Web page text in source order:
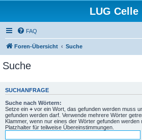
LUG Celle
FAQ
Foren-Übersicht Suche
Suche
SUCHANFRAGE
Suche nach Wörtern:
Setze ein + vor ein Wort, das gefunden werden muss
gefunden werden darf. Verwende mehrere Wörter
Klammer, wenn nur eines der Wörter gefunden werden
Platzhalter für teilweise Übereinstimmungen.